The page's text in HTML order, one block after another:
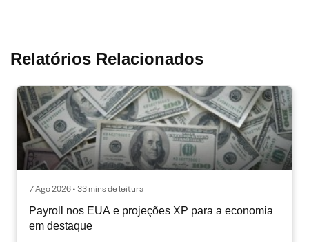
Relatórios Relacionados
7 Ago 2026 • 33 mins de leitura
Payroll nos EUA e projeções XP para a economia
em destaque